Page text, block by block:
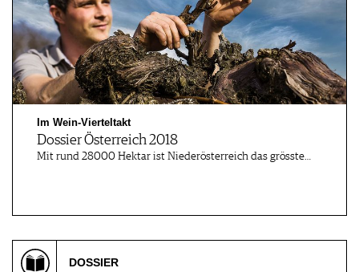
Im Wein-Vierteltakt
Dossier Österreich 2018
Mit rund 28000 Hektar ist Niederösterreich das grösste…
DOSSIER